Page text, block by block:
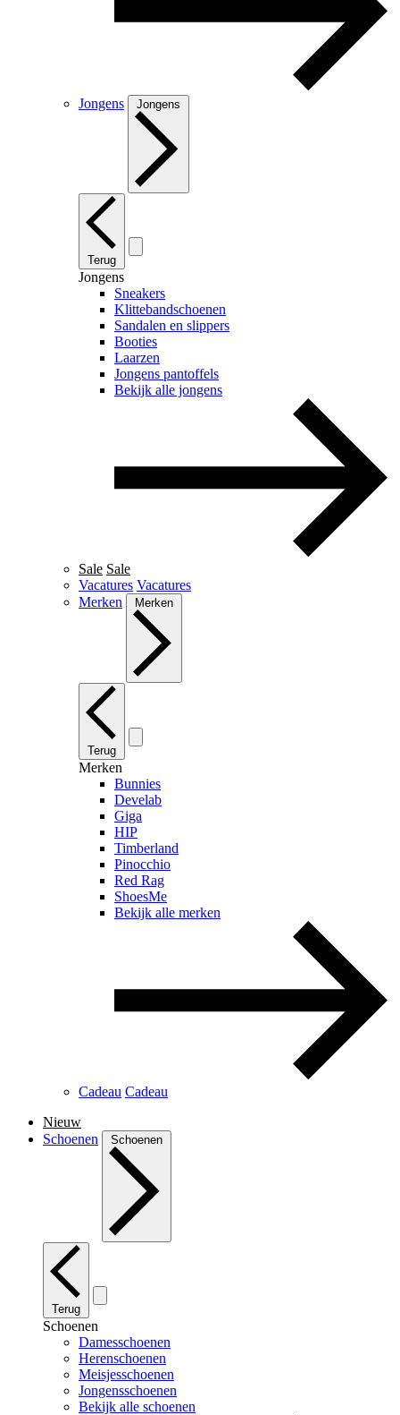
Jongens Jongens
Terug
Jongens
Sneakers
Klittebandschoenen
Sandalen en slippers
Booties
Laarzen
Jongens pantoffels
Bekijk alle jongens
Sale Sale
Vacatures Vacatures
Merken
Merken
Terug
Merken
Bunnies
Develab
Giga
HIP
Timberland
Pinocchio
Red Rag
ShoesMe
Bekijk alle merken
Cadeau Cadeau
Nieuw
Schoenen
Schoenen
Terug
Schoenen
Damesschoenen
Herenschoenen
Meisjesschoenen
Jongensschoenen
Bekijk alle schoenen